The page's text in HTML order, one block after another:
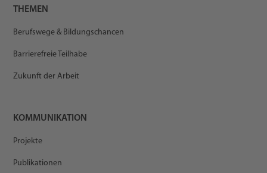
THEMEN
Berufswege & Bildungschancen
Barrierefreie Teilhabe
Zukunft der Arbeit
KOMMUNIKATION
Projekte
Publikationen